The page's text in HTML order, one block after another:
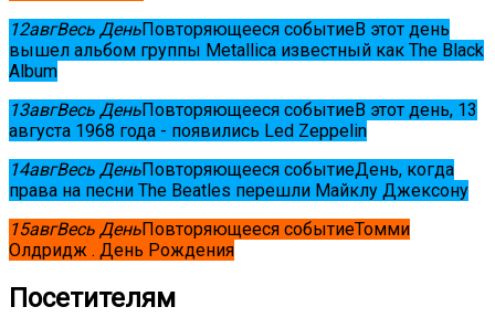
12авгВесь ДеньПовторяющееся событиеВ этот день
вышел альбом группы Metallica известный как The Black
Album
13авгВесь ДеньПовторяющееся событиеВ этот день, 13
августа 1968 года - появились Led Zeppelin
14авгВесь ДеньПовторяющееся событиеДень, когда
права на песни The Beatles перешли Майклу Джексону
15авгВесь ДеньПовторяющееся событиеТомми
Олдридж . День Рождения
Посетителям